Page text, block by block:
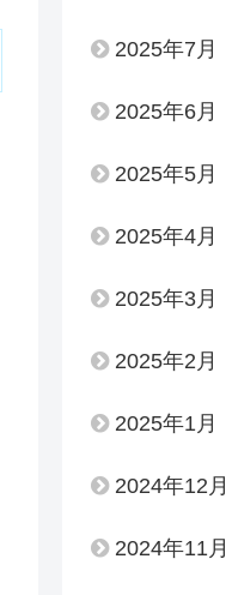
2025年7月
2025年6月
2025年5月
2025年4月
2025年3月
2025年2月
2025年1月
2024年12月
2024年11月